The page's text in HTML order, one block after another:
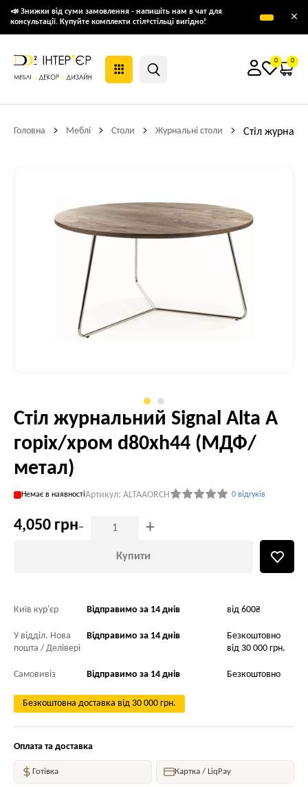
📣 Знижки від суми замовлення - напишіть нам в чат для
консультації. Купуйте комплекти стіл+стільці вигідно!
×
0 0
Головна Меблі Столи Журнальні столи Стіл
Стіл журнальний Signal Alta A
горіх/хром d80хh44 (МДФ/
метал)
Немає в наявностіАртикул: ALTAAORCH 0 відгуків
4,050 грн- +
Купити
Київ кур'єр Відправимо за 14 днів від 600₴
У відділ. Нова
пошта / Делівері
Відправимо за 14 днів
Безкоштовно
від 30 000 грн.
Самовивіз Відправимо за 14 днів Безкоштовно
Безкоштовна доставка від 30 000 грн.
Оплата та доставка
Готівка Картка / LiqPay